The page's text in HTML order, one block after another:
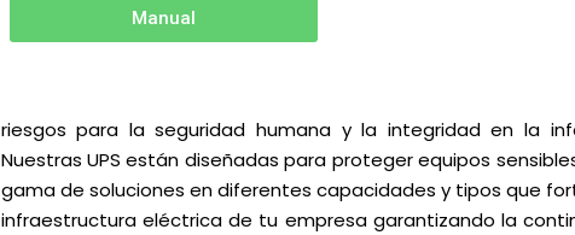
Manual
riesgos para la seguridad humana y la integridad en la
Nuestras UPS están diseñadas para proteger equipos